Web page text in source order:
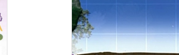
踏勘台灣山林 海岸山脈
大縱走
分級: 普遍級